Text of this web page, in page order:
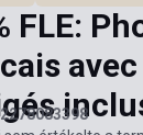
FLE: